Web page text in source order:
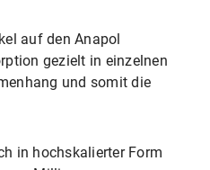
auf den Anapol
gezielt in einzelnen
und somit die
in hochskalierter Form